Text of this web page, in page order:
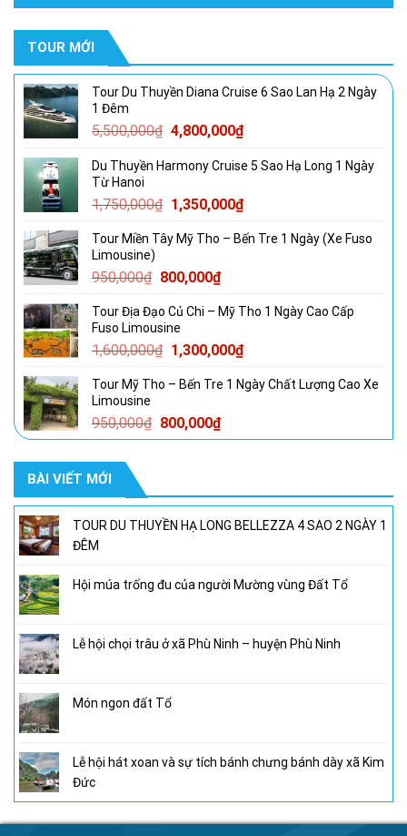
TOUR MỚI
Tour Du Thuyền Diana Cruise 6 Sao Lan Hạ 2 Ngày
1 Đêm
5,500,000₫ Giá
là:
4,800,000₫Giá
tại
4,800,000₫.
Du Thuyền Harmony Cruise 5 Sao Hạ Long 1 Ngày
Từ Hanoi
1,750,000₫ Giá
là:
1,350,000₫Giá
tại
Tour Miền Tây Mỹ Tho – Bến Tre 1 Ngày (Xe Fuso
Limousine)
950,000₫ Giá
là:
950,000₫.
800,000₫Giá
tại
800,000₫.
Tour Địa Đạo Củ Chi – Mỹ Tho 1 Ngày Cao Cấp
Fuso Limousine
1,600,000₫ Giá
là:
1,300,000₫Giá
tại
Tour Mỹ Tho – Bến Tre 1 Ngày Chất Lượng Cao Xe
Limousine
950,000₫ Giá
gốc
800,000₫Giá
hiện
800,000₫.
BÀI VIẾT MỚI
TOUR DU THUYỀN HẠ LONG BELLEZZA 4 SAO 2 NGÀY 1
ĐÊM
Hội múa trống đu của người Mường vùng Đất Tổ
Lễ hội chọi trâu ở xã Phù Ninh – huyện Phù Ninh
Món ngon đất Tổ
Lễ hội hát xoan và sự tích bánh chưng bánh dày xã Kim
Đức